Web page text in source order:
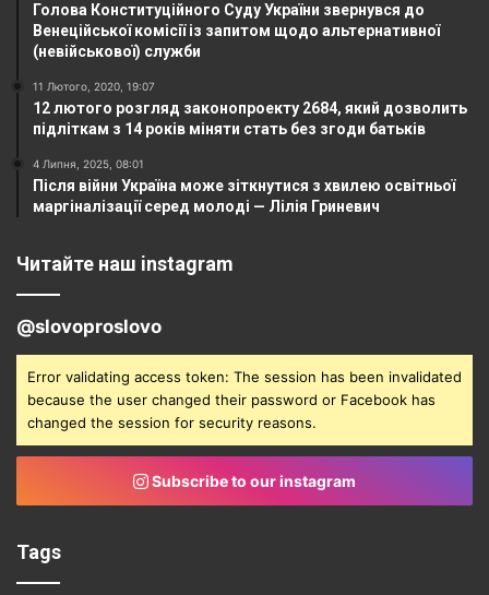
Голова Конституційного Суду України звернувся до
Венеційської комісії із запитом щодо альтернативної
(невійськової) служби
11 Лютого, 2020, 19:07
12 лютого розгляд законопроекту 2684, який дозволить
підліткам з 14 років міняти стать без згоди батьків
4 Липня, 2025, 08:01
Після війни Україна може зіткнутися з хвилею освітньої
маргіналізації серед молоді — Лілія Гриневич
Читайте наш instagram
@slovoproslovo
Error validating access token: The session has been invalidated
because the user changed their password or Facebook has
changed the session for security reasons.
Subscribe to our instagram
Tags